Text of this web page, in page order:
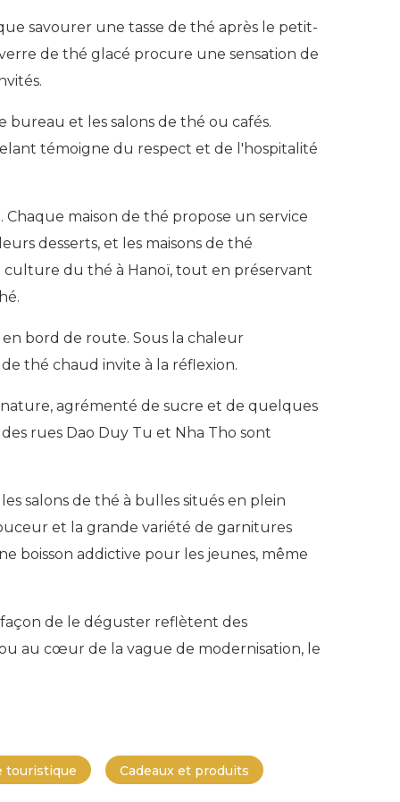
savourer une tasse de thé après le petit-
de thé glacé procure une sensation de
bureau et les salons de thé ou cafés.
témoigne du respect et de l'hospitalité
maison de thé propose un service
desserts, et les maisons de thé
culture du thé à Hanoï, tout en préservant
bord de route. Sous la chaleur
thé chaud invite à la réflexion.
agrémenté de sucre et de quelques
rues Dao Duy Tu et Nha Tho sont
salons de thé à bulles situés en plein
et la grande variété de garnitures
boisson addictive pour les jeunes, même
de le déguster reflètent des
au cœur de la vague de modernisation, le
touristique Cadeaux et produits